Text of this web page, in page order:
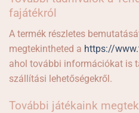
fajátékról
A termék részletes
megtekintheted a https://
ahol további információkat is
szállítási lehetőségekről.
További játékaink